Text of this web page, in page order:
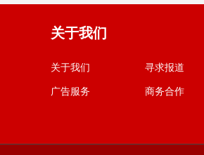
关于我们
关于我们 寻求报道
广告服务 商务合作